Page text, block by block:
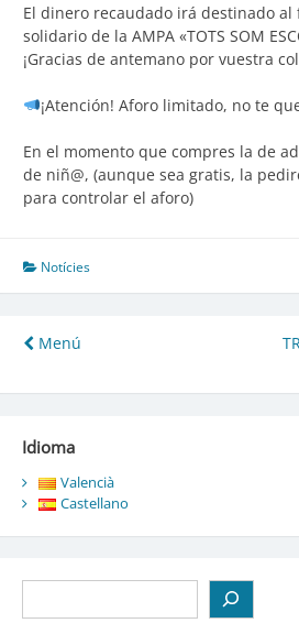
El dinero recaudado irá destinado
solidario de la AMPA «TOTS SOM
¡Gracias de antemano por vuestra
¡Atención! Aforo limitado, no te
En el momento que compres la de
de niñ@, (aunque sea gratis, la
para controlar el aforo)
Notícies
Navegación
de
Menú
Idioma
Valencià
Castellano